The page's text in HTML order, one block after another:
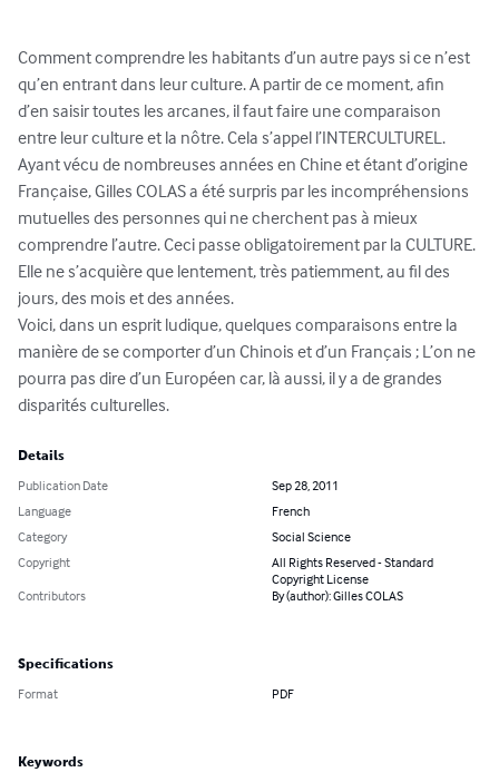
Comment comprendre les habitants d’un autre pays si ce n’est
qu’en entrant dans leur culture. A partir de ce moment, afin
d’en saisir toutes les arcanes, il faut faire une comparaison
entre leur culture et la nôtre. Cela s’appel l’INTERCULTUREL.
Ayant vécu de nombreuses années en Chine et étant d’origine
Française, Gilles COLAS a été surpris par les incompréhensions
mutuelles des personnes qui ne cherchent pas à mieux
comprendre l’autre. Ceci passe obligatoirement par la CULTURE.
Elle ne s’acquière que lentement, très patiemment, au fil des
jours, des mois et des années.
Voici, dans un esprit ludique, quelques comparaisons entre la
manière de se comporter d’un Chinois et d’un Français ; L’on ne
pourra pas dire d’un Européen car, là aussi, il y a de grandes
disparités culturelles.
Details
Publication Date
Sep 28, 2011
Language
French
Category
Social Science
Copyright
All Rights Reserved - Standard
Copyright License
Contributors
By (author): Gilles COLAS
Specifications
Format PDF
Keywords